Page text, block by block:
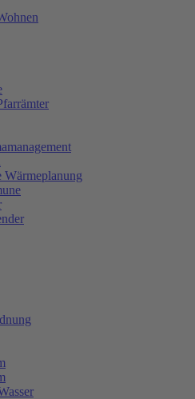
Wärmeplanung